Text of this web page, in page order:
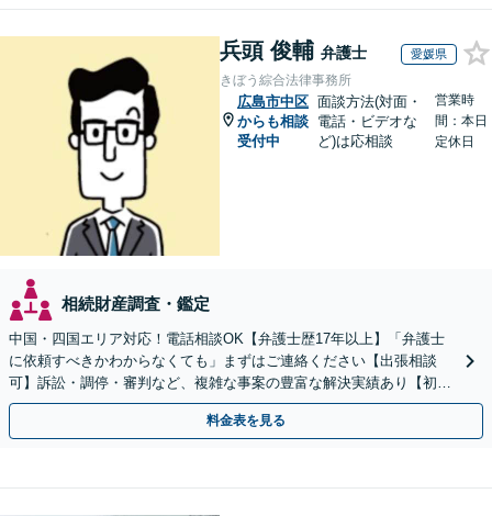
兵頭 俊輔 弁護士 愛媛県
きぼう綜合法律事務所
広島市中区
からも相談
受付中
面談方法(対面・
電話・ビデオな
ど)は応相談
営業時
間：本日
定休日
相続財産調査・鑑定
中国・四国エリア対応！電話相談OK【弁護士歴17年以上】「弁護士
に依頼すべきかわからなくても」まずはご連絡ください【出張相談
可】訴訟・調停・審判など、複雑な事案の豊富な解決実績あり【初回
相談無料】初回面談のみで解決できるケースもあります
料金表を見る